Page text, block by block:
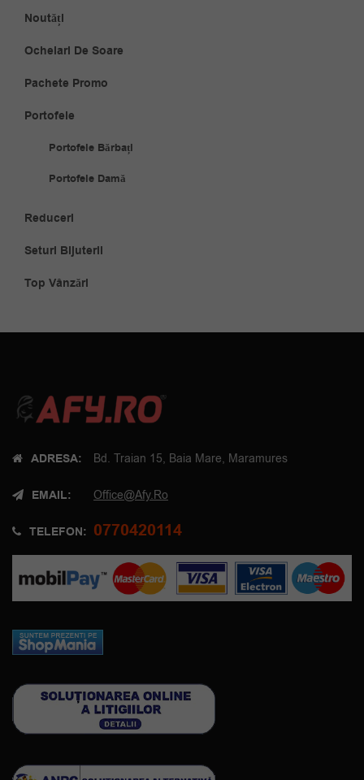
Noutăți
Ochelari De Soare
Pachete Promo
Portofele
Portofele Bărbați
Portofele Damă
Reduceri
Seturi Bijuterii
Top Vânzări
ADRESA: Bd. Traian 15, Baia Mare, Maramures
EMAIL: Office@afy.ro
TELEFON: 0770420114